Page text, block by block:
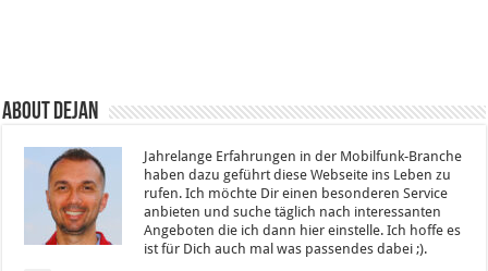
About Dejan
Jahrelange Erfahrungen in der Mobilfunk-Branche
haben dazu geführt diese Webseite ins Leben zu
rufen. Ich möchte Dir einen besonderen Service
anbieten und suche täglich nach interessanten
Angeboten die ich dann hier einstelle. Ich hoffe es
ist für Dich auch mal was passendes dabei ;).